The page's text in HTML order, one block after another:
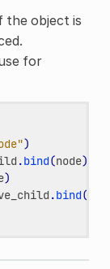
the object is
for
)
.bind(node))
)
.bind(